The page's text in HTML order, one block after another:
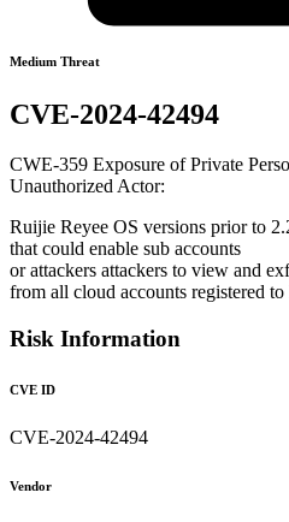
Medium Threat
CVE-2024-42494
CWE-359 Exposure of Private
Unauthorized Actor:
Ruijie Reyee OS versions prior to
that could enable sub accounts
or attackers attackers to view and
from all cloud accounts registered
Risk Information
CVE ID
CVE-2024-42494
Vendor